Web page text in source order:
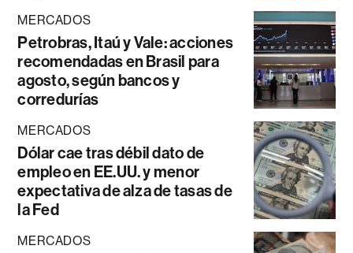
MERCADOS
Petrobras, Itaú y Vale: acciones
recomendadas en Brasil para
agosto, según bancos y
corredurías
MERCADOS
Dólar cae tras débil dato de
empleo en EE.UU. y menor
expectativa de alza de tasas de
la Fed
MERCADOS